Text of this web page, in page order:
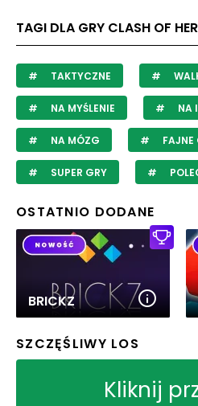
TAGI DLA GRY CLASH OF
TAKTYCZNE
NA MYŚLENIE NA
NA MÓZG FAJNE
SUPER GRY
OSTATNIO DODANE
BRICKZ
SZCZĘŚLIWY LOS
Kliknij